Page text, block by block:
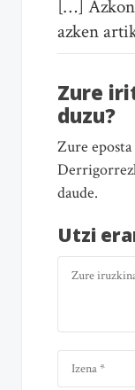
[…]
azken
Zure
duzu?
Zure
daude.
Utzi